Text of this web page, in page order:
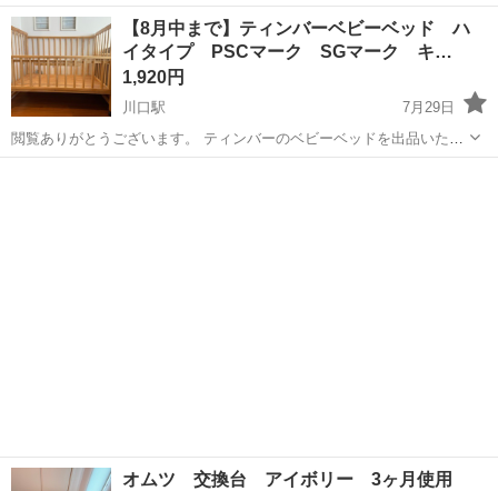
に、重ねて使っていたマットレスもお付けします。 ・付属品完備で
す。 ・蚊帳や、ネット部分に小さな穴がいくつか見られますが（写真
2枚目等）使用には問題ないかと思いま...
埼玉 春日部市 武里駅 ベッド
【8月中まで】ティンバーベビーベッド ハ
イタイプ PSCマーク SGマーク キ…
1,920円
川口駅
7月29日
閲覧ありがとうございます。 ティンバーのベビーベッドを出品いたし
ます。 サイズは70×120cmです。赤ちゃんはあっという間に大きくな
オムツ 交換台 アイボリー 3ヶ月使用